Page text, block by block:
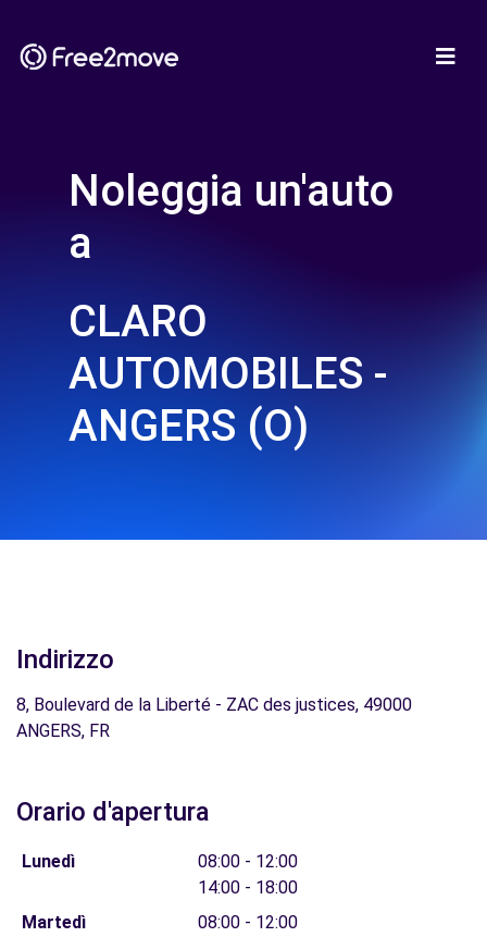
Noleggia un'auto
a
CLARO
AUTOMOBILES -
ANGERS (O)
Indirizzo
8, Boulevard de la Liberté - ZAC des justices, 49000
ANGERS, FR
Orario d'apertura
Lunedì
08:00 - 12:00
14:00 - 18:00
Martedì
08:00 - 12:00